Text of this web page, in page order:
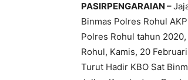
PASIRPENGARAIAN –
Binmas Polres Rohul
Polres Rohul tahun
Rohul, Kamis, 20
Turut Hadir KBO Sat